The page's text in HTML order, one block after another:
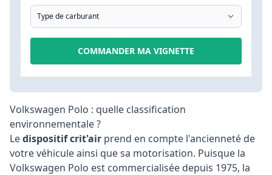
COMMANDER MA VIGNETTE
Volkswagen Polo : quelle classification
environnementale ?
Ledispositif crit'air prend en compte l'ancienneté de
votre véhicule ainsi que sa motorisation. Puisque la
Volkswagen Polo est commercialisée depuis 1975, la